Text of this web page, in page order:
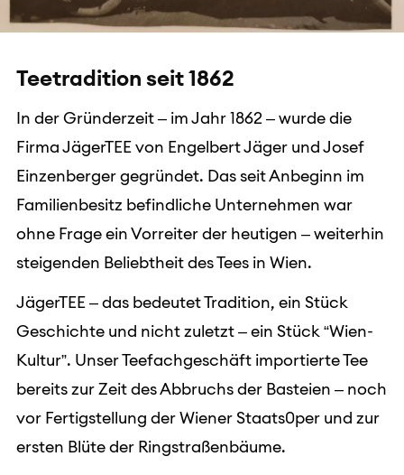
Teetradition seit 1862
In der Gründerzeit – im Jahr 1862 – wurde die
Firma JägerTEE von Engelbert Jäger und Josef
Einzenberger gegründet. Das seit Anbeginn im
Familienbesitz befindliche Unternehmen war
ohne Frage ein Vorreiter der heutigen – weiterhin
steigenden Beliebtheit des Tees in Wien.
JägerTEE – das bedeutet Tradition, ein Stück
Geschichte und nicht zuletzt – ein Stück “Wien-
Kultur”. Unser Teefachgeschäft importierte Tee
bereits zur Zeit des Abbruchs der Basteien – noch
vor Fertigstellung der Wiener Staats0per und zur
ersten Blüte der Ringstraßenbäume.